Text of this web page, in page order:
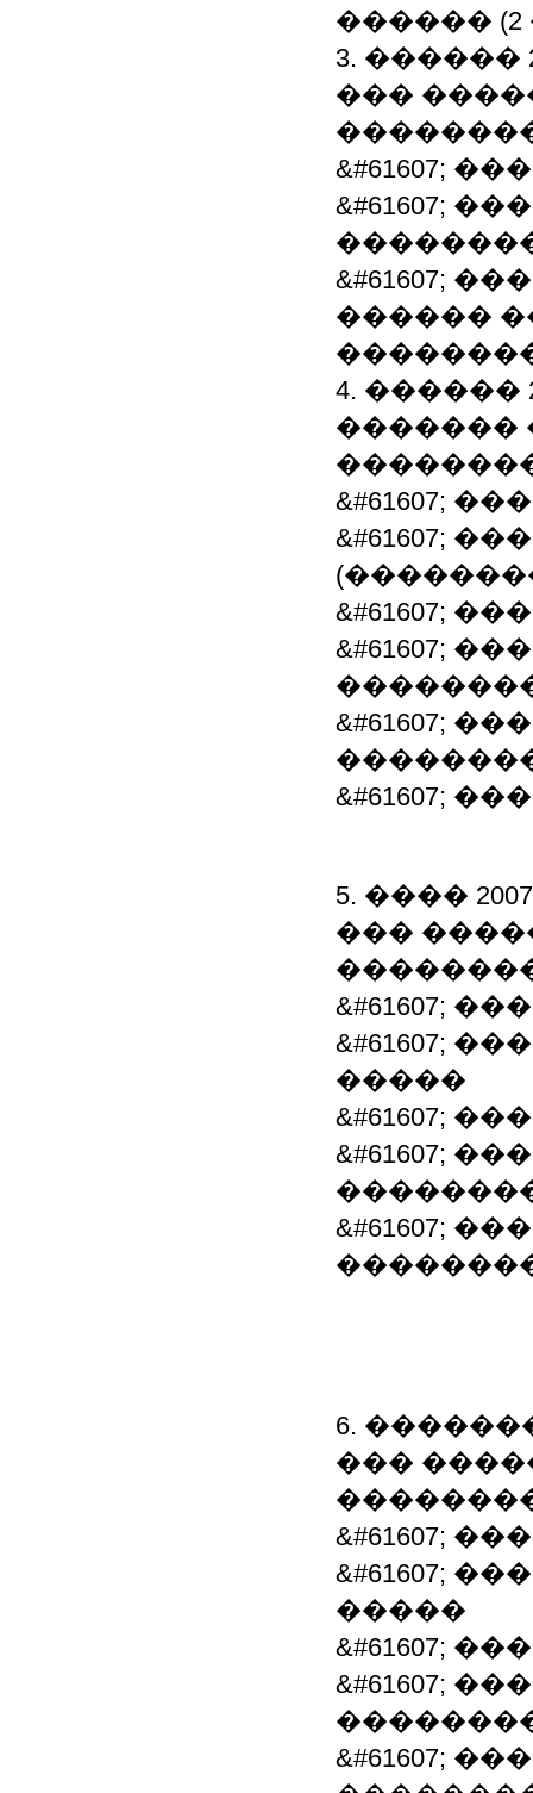
������
3. ������
���
&#61607;
&#61607;
&#61607;
������
4. ������
�������
&#61607;
&#61607;
&#61607;
&#61607;
&#61607;
&#61607;
5. ����
���
&#61607;
&#61607;
�����
&#61607;
&#61607;
&#61607;
6.
���
&#61607;
&#61607;
�����
&#61607;
&#61607;
&#61607;